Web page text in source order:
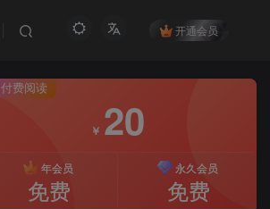
开通会员
付费阅读
￥ 20
年会员
免费
永久会员
免费